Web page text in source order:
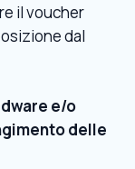
il voucher
dal
e/o
delle